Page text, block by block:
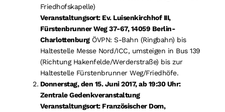
Friedhofskapelle)
Veranstaltungsort: Ev. Luisenkirchhof III,
Fürstenbrunner Weg 37-67, 14059 Berlin-
CharlottenburgÖVPN: S-Bahn (Ringbahn) bis
Haltestelle Messe Nord/ICC, umsteigen in Bus 139
(Richtung Hakenfelde/Werderstraße) bis zur
Haltestelle Fürstenbrunner Weg/Friedhöfe.
Donnerstag, den 15. Juni 2017, ab 19:30 Uhr:
Zentrale Gedenkveranstaltung
Veranstaltungsort: Französischer Dom,